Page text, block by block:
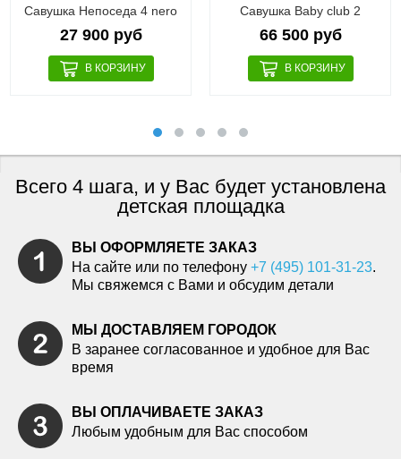
Савушка Непоседа 4 nero
27 900 руб
Савушка Baby club 2
66 500 руб
Всего 4 шага, и у Вас будет установлена
детская площадка
ВЫ ОФОРМЛЯЕТЕ ЗАКАЗ
На сайте или по телефону +7 (495) 101-31-23.
Мы свяжемся с Вами и обсудим детали
МЫ ДОСТАВЛЯЕМ ГОРОДОК
В заранее согласованное и удобное для Вас
время
ВЫ ОПЛАЧИВАЕТЕ ЗАКАЗ
Любым удобным для Вас способом